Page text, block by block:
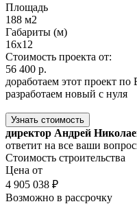
Площадь
188 м2
Габариты (м)
16x12
Стоимость проекта от:
56 400 р.
доработаем этот проект
разработаем новый с нуля
Узнать стоимость
директор Андрей
ответит на все ваши
Стоимость строительства
Цена от
4 905 038 ₽
Возможно в рассрочку